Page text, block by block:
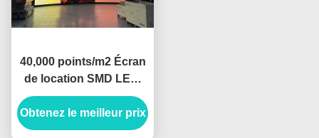
40,000 points/m2 Écran
de location SMD LED,
utilisation intérieure des
armoires en fer et en
acier
Obtenez le meilleur prix